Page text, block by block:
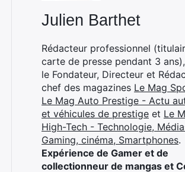
Julien Barthet
Rédacteur professionnel
carte de presse pendant 3
le Fondateur, Directeur et
chef des magazines Le Mag
Le Mag Auto Prestige - Actu
et véhicules de prestige et Le
High-Tech - Technologie,
Gaming, cinéma, Smartphones.
Expérience de Gamer et de
collectionneur de mangas et